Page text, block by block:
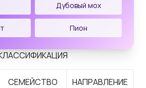
Дубовый мох
Пион
СЕМЕЙСТВО
НАПРАВЛЕНИЕ